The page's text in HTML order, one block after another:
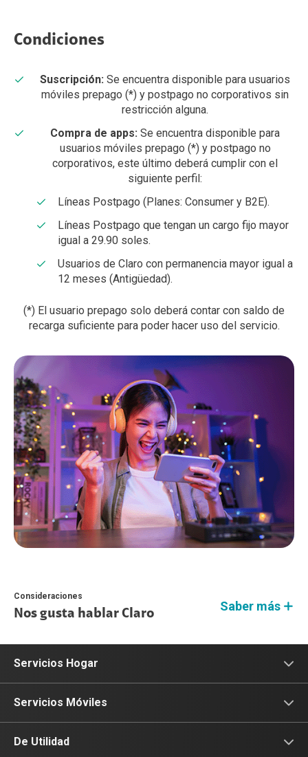
Condiciones
Suscripción: Se encuentra disponible para usuarios
móviles prepago (*) y postpago no corporativos sin
restricción alguna.
Compra de apps: Se encuentra disponible para
usuarios móviles prepago (*) y postpago no
corporativos, este último deberá cumplir con el
siguiente perfil:
Líneas Postpago (Planes: Consumer y B2E).
Líneas Postpago que tengan un cargo fijo mayor
igual a 29.90 soles.
Usuarios de Claro con permanencia mayor igual a
12 meses (Antigüedad).
(*) El usuario prepago solo deberá contar con saldo de
recarga suficiente para poder hacer uso del servicio.
Consideraciones
Nos gusta hablar Claro
Saber más
Servicios Hogar
Internet
Fibra Óptica
Servicios Móviles
Prepago
De Utilidad